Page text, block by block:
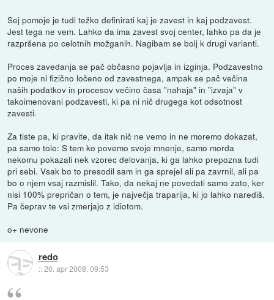
Sej pomoje je tudi težko definirati kaj je zavest in kaj podzavest.
Jest tega ne vem. Lahko da ima zavest svoj center, lahko pa da je
razpršena po celotnih možganih. Nagibam se bolj k drugi varianti.
Proces zavedanja se pač občasno pojavlja in izginja. Podzavestno
po moje ni fizično ločeno od zavestnega, ampak se pač večina
naših podatkov in procesov večino časa "nahaja" in "izvaja" v
takoimenovani podzavesti, ki pa ni nič drugega kot odsotnost
zavesti.
Za tiste pa, ki pravite, da itak nič ne vemo in ne moremo dokazat,
pa samo tole: S tem ko povemo svoje mnenje, samo morda
nekomu pokazali nek vzorec delovanja, ki ga lahko prepozna tudi
pri sebi. Vsak bo to presodil sam in ga sprejel ali pa zavrnil, ali pa
bo o njem vsaj razmislil. Tako, da nekaj ne povedati samo zato, ker
nisi 100% prepričan o tem, je največja traparija, ki jo lahko narediš.
Pa čeprav te vsi zmerjajo z idiotom.
o+ nevone
redo
::20. apr 2008, 09:53